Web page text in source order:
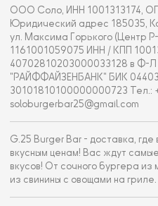
ООО Соло, ИНН 1001313174,
Юридический адрес 185035,
ул. Максима Горького (Центр
1161001059075 ИНН / КПП
40702810203000033128 в
"РАЙФФАЙЗЕНБАНК" БИК
30101810100000000723 Тел.:
soloburgerbar25@gmail.com
G.25 Burger Bar - доставка,
вкусным ценам! Вас ждут
вкусов! От сочного бургера
из свинины с овощами на гриле.